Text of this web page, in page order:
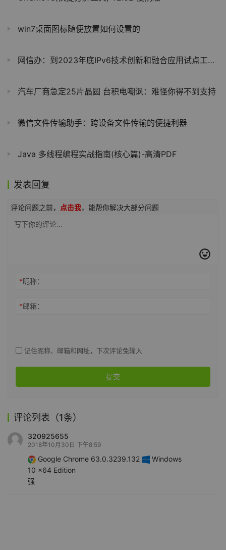
win7桌面图标随便放置如何设置的
网信办：到2023年底IPv6技术创新和融合应用试点工作取得明显成效
汽车厂商急定25片晶圆 台积电嘲讽：难怪你得不到支持
微信文件传输助手：跨设备文件传输的便捷利器
Java 多线程编程实战指南(核心篇)-高清PDF
发表回复
评论问题之前， 点击我，能帮你解决大部分问题
*昵称：
*邮箱：
记住昵称、邮箱和网址，下次评论免输入
提交
评论列表（1条）
320925655
2018年10月30日 下午8:59
Google Chrome 63.0.3239.132
Windows
10 x64 Edition
强